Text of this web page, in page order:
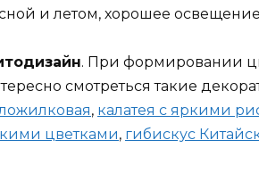
и летом, хорошее
. При формировании
смотреться такие
, калатея с яркими
цветками, гибискус